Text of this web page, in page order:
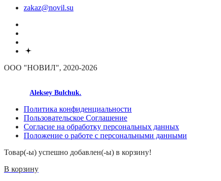
zakaz@novil.su
ООО "НОВИЛ", 2020-2026
Aleksey Bulchuk.
Политика конфиденциальности
Пользовательское Соглашение
Согласие на обработку персональных данных
Положение о работе с персональными данными
Товар(-ы) успешно добавлен(-ы) в корзину!
В корзину